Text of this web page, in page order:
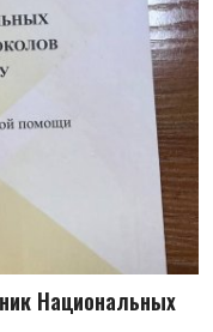
Национальных